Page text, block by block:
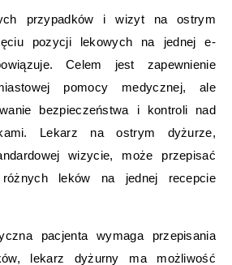
przypadków i wizyt na ostrym
pozycji lekowych na jednej e-
Celem jest zapewnienie
pomocy medycznej, ale
bezpieczeństwa i kontroli nad
Lekarz na ostrym dyżurze,
wizycie, może przepisać
leków na jednej recepcie
pacjenta wymaga przepisania
lekarz dyżurny ma możliwość